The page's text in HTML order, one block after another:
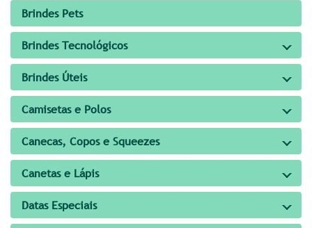
Brindes Pets
Brindes Tecnológicos
Brindes Úteis
Camisetas e Polos
Canecas, Copos e Squeezes
Canetas e Lápis
Datas Especiais